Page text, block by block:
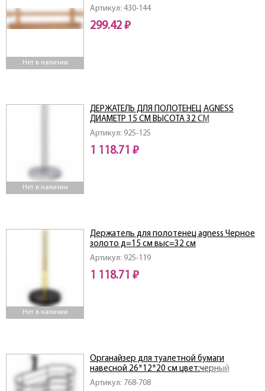
Нет в наличии
Артикул: 430-144
299.42 ₽
Нет в наличии
Артикул: 925-125
ДЕРЖАТЕЛЬ ДЛЯ ПОЛОТЕНЕЦ AGNESS
ДИАМЕТР 15 СМ ВЫСОТА 32 СМ
1 118.71 ₽
Нет в наличии
Артикул: 925-119
Держатель для полотенец agness Черное
золото д=15 см выс=32 см
1 118.71 ₽
Артикул: 768-708
Органайзер для туалетной бумаги
навесной 26*12*20 см цвет:черный